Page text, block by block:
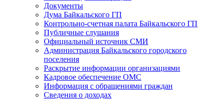
Документы
Дума Байкальского ГП
Контрольно-счетная палата Байкальского ГП
Публичные слушания
Официальный источник СМИ
Администрация Байкальского городского
поселения
Раскрытие информации организациями
Кадровое обеспечение ОМС
Информация с обращениями граждан
Сведения о доходах